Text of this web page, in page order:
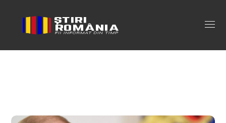
razboi putin ucraina Tag